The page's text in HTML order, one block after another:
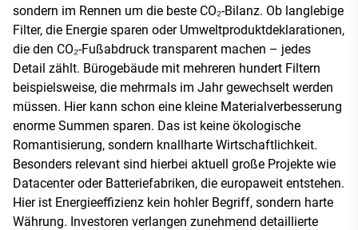
sondern im Rennen um die beste CO₂-Bilanz. Ob langlebige
Filter, die Energie sparen oder Umweltproduktdeklarationen,
die den CO₂-Fußabdruck transparent machen – jedes
Detail zählt. Bürogebäude mit mehreren hundert Filtern
beispielsweise, die mehrmals im Jahr gewechselt werden
müssen. Hier kann schon eine kleine Materialverbesserung
enorme Summen sparen. Das ist keine ökologische
Romantisierung, sondern knallharte Wirtschaftlichkeit.
Besonders relevant sind hierbei aktuell große Projekte wie
Datacenter oder Batteriefabriken, die europaweit entstehen.
Hier ist Energieeffizienz kein hohler Begriff, sondern harte
Währung. Investoren verlangen zunehmend detaillierte